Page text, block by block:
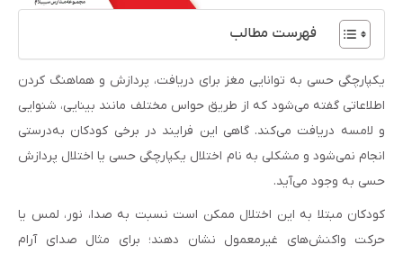
فهرست مطالب
یکپارچگی حسی به توانایی مغز برای دریافت، پردازش و هماهنگ کردن
اطلاعاتی گفته می‌شود که از طریق حواس مختلف مانند بینایی، شنوایی
و لامسه دریافت می‌کند. گاهی این فرایند در برخی کودکان به‌درستی
انجام نمی‌شود و مشکلی به نام اختلال یکپارچگی حسی یا اختلال پردازش
حسی به وجود می‌آید.
کودکان مبتلا به این اختلال ممکن است نسبت به صدا، نور، لمس یا
حرکت واکنش‌های غیرمعمول نشان دهند؛ برای مثال صدای آرام